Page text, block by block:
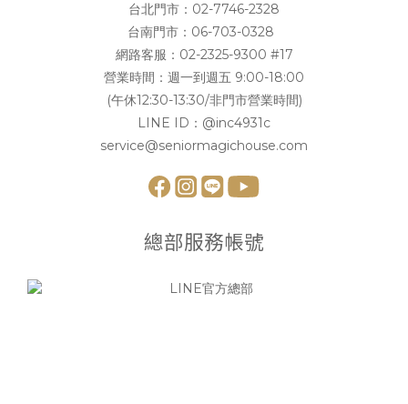
台北門市： 02-7746-2328
台南門市： 06-703-0328
網路客服： 02-2325-9300 #17
營業時間：週一到週五 9:00-18:00
(午休12:30-13:30/非門市營業時間)
LINE ID： @inc4931c
service@seniormagichouse.com
總部服務帳號